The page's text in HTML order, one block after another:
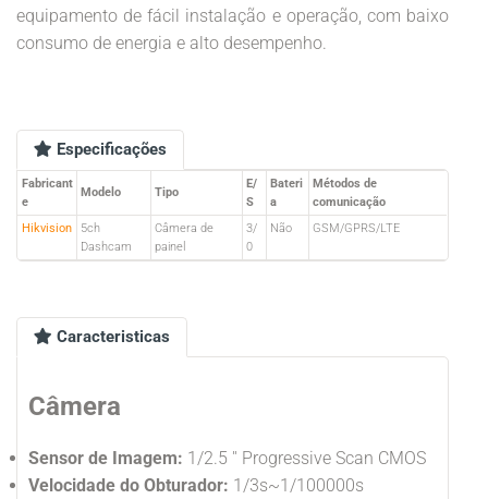
equipamento de fácil instalação e operação, com baixo
consumo de energia e alto desempenho.
Especificações
Fabricant
e
Modelo Tipo
E/
S
Bateri
a
Métodos de
comunicação
Hikvision
5ch
Dashcam
Câmera de
painel
3/
0
Não GSM/GPRS/LTE
Caracteristicas
Câmera
Sensor de Imagem: 1/2.5 '' Progressive Scan CMOS
Velocidade do Obturador: 1/3s~1/100000s